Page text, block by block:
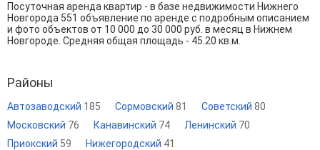
Посуточная аренда квартир - в базе недвижимости Нижнего
Новгорода 551 объявление по аренде с подробным описанием
и фото объектов от 10 000 до 30 000 руб. в месяц в Нижнем
Новгороде. Средняя общая площадь - 45.20 кв.м.
Районы
Автозаводский 185 Сормовский 81 Советский 80
Московский 76 Канавинский 74 Ленинский 70
Приокский 59 Нижегородский 41